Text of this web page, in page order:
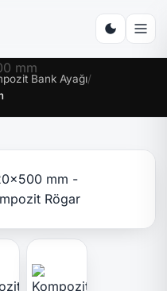
Bank Ayağı/